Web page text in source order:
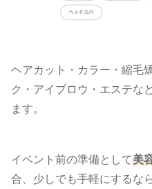
ヘアカット・カラー・縮毛
ク・アイブロウ・エステな
ます。
イベント前の準備として美
合、少しでも手軽にするな